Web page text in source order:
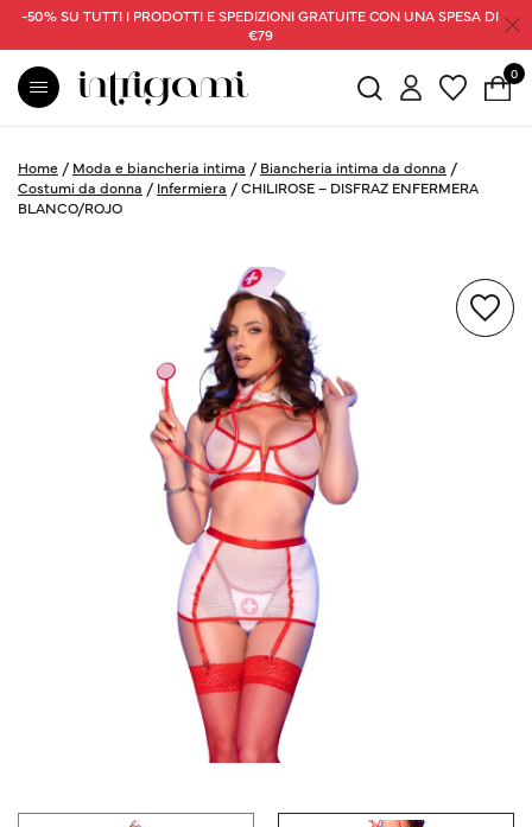
-50% SU TUTTI I PRODOTTI E SPEDIZIONI GRATUITE CON UNA SPESA DI
€79
0
Home / Moda e biancheria intima / Biancheria intima da donna /
Costumi da donna / Infermiera /CHILIROSE – DISFRAZ ENFERMERA
BLANCO/ROJO